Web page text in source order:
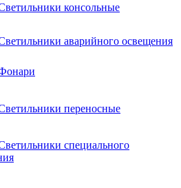
консольные
аварийного освещения
переносные
специального